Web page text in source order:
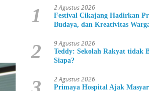
1 2 Agustus 2026
Festival Cikajang Hadirkan
Budaya, dan Kreativitas
2 9 Agustus 2026
Teddy: Sekolah Rakyat tidak
Siapa?
2 Agustus 2026
Primaya Hospital Ajak